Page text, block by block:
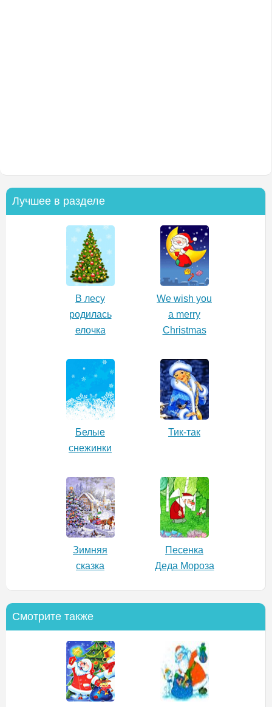
Лучшее в разделе
В лесу
родилась
елочка
We wish you
a merry
Christmas
Белые
снежинки
Тик-так
Зимняя
сказка
Песенка
Деда Мороза
Смотрите также